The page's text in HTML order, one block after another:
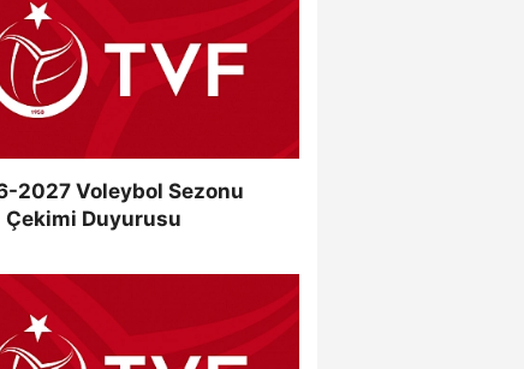
2027 Voleybol Sezonu
Çekimi Duyurusu